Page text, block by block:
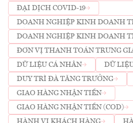
CÔNG THƯƠNG)
ĐẠI DỊCH COVID-19
DOANH NGHIỆP KINH DOANH
TỬ
DOANH NGHIỆP KINH DOANH
ĐƠN VỊ THANH TOÁN TRUNG
DỮ LIỆU CÁ NHÂN
DỮ
DUY TRÌ ĐÀ TĂNG TRƯỞNG
GIAO HÀNG NHẬN TIỀN
GIAO HÀNG NHẬN TIỀN (COD)